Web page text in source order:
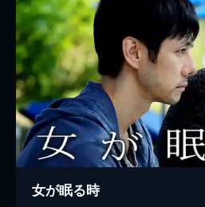
女が眠る時